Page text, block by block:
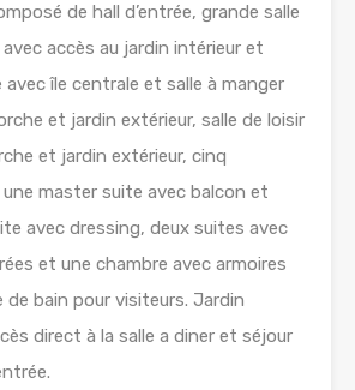
de hall d’entrée, grande salle
accès au jardin intérieur et
avec île centrale et salle à manger
et jardin extérieur, salle de loisir
et jardin extérieur, cinq
master suite avec balcon et
avec dressing, deux suites avec
et une chambre avec armoires
de bain pour visiteurs. Jardin
direct à la salle a diner et séjour